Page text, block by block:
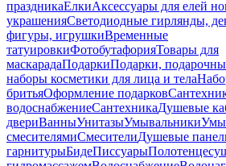
праздникаЕлкиАксессуары для елей
украшенияСветодиодные гирлянды,
фигуры, игрушкиВременные
татуировкиФотобутафорияТовары для
маскарадаПодаркиПодарки,
наборы косметики для лица и тела
бритьяОформление подарков
водоснабжениеСантехникаДушевые
двериВанныУнитазыУмывальники
смесителямиСмесителиДушевые
гарнитурыБидеПиссуары